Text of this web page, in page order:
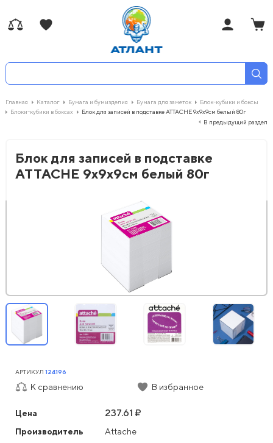
Главная Каталог Бумага и бумизделия Бумага для заметок
Блок-кубики и боксы
Блоки-кубики в боксах
Блок для записей в подставке ATTACHE 9х9х9см белый 80г
В предыдущий раздел
Блок для записей в подставке
ATTACHE 9х9х9см белый 80г
Цена 237.61 ₽
Производитель
Attache
АРТИКУЛ 124196
К сравнению В избранное